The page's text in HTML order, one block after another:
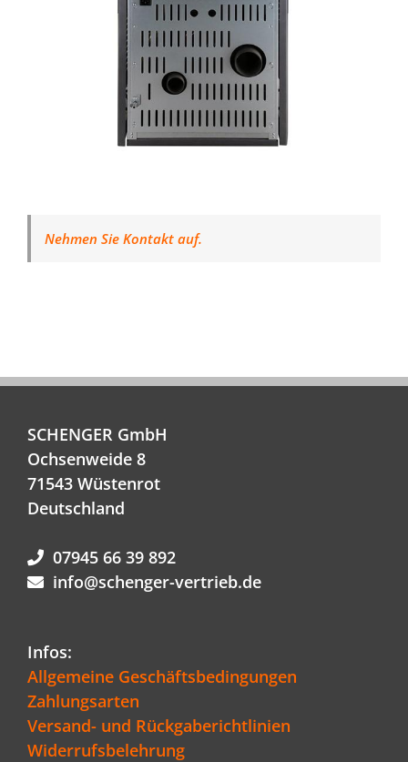
Nehmen Sie Kontakt auf.
SCHENGER GmbH
Ochsenweide 8
71543 Wüstenrot
Deutschland
07945 66 39 892
info@schenger-vertrieb.de
Infos:
Allgemeine Geschäftsbedingungen
Zahlungsarten
Versand- und Rückgaberichtlinien
Widerrufsbelehrung